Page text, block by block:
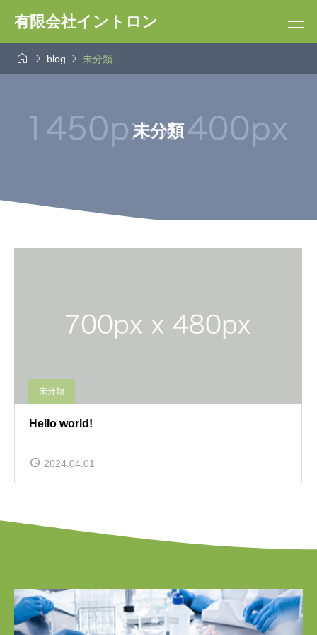
有限会社イントロン
  blog  未分類
未分類
未分類
Hello world!
2024.04.01